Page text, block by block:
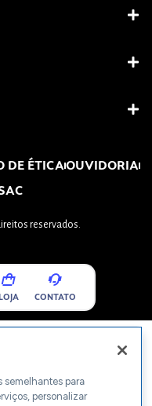
DE ÉTICAOUVIDORIA
reservados.
CONTATO
semelhantes para
personalizar